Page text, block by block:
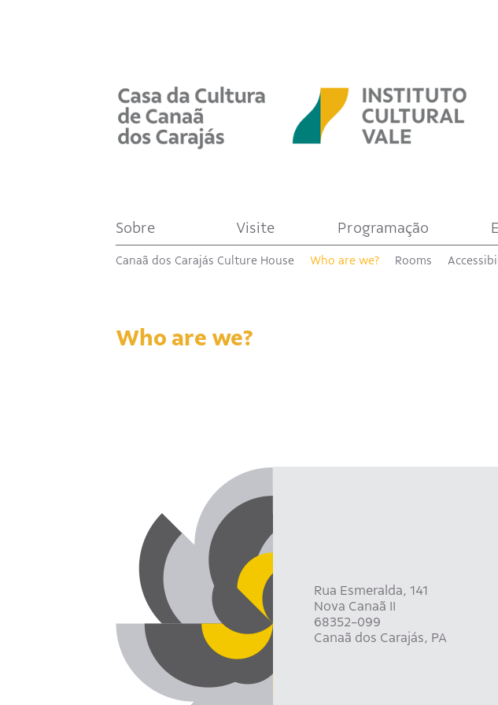
Sobre Visite Programação
Canaã dos Carajás Culture House Who are we? Rooms
Who are we?
Rua Esmeralda, 141
Nova Canaã II
68352-099
Canaã dos Carajás, PA